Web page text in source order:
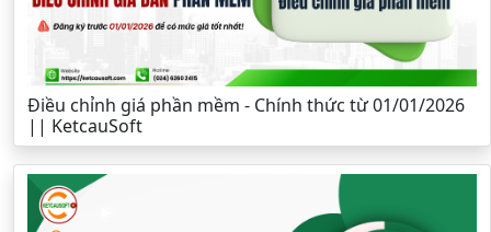
Điều chỉnh giá phần mềm - Chính thức từ 01/01/2026
|| KetcauSoft